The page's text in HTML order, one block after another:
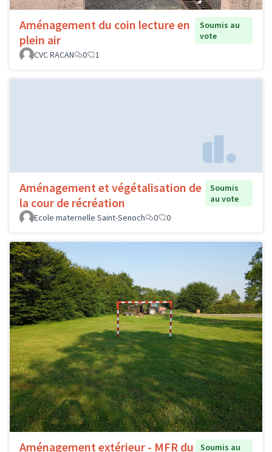
Aménagement du coin lecture en
plein air
Soumis au
vote
CVC RACAN
0 1
Aménagement et végétalisation de
la cour de récréation
Soumis
au vote
Ecole maternelle Saint-Senoch
0 0
Aménagement extérieur - MFR du
Soumis au